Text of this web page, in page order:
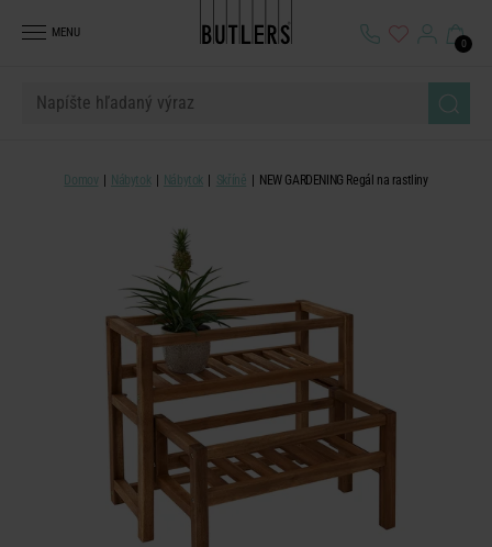
MENU
0
Domov Nábytok Nábytok Skříně NEW GARDENING Regál na rastliny